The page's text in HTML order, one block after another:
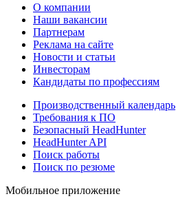
О компании
Наши вакансии
Партнерам
Реклама на сайте
Новости и статьи
Инвесторам
Кандидаты по профессиям
Производственный календарь
Требования к ПО
Безопасный HeadHunter
HeadHunter API
Поиск работы
Поиск по резюме
Мобильное приложение